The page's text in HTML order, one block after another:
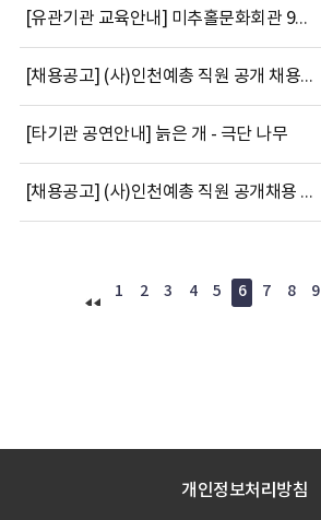
[유관기관 교육안내] 미추홀문화회관 92기 단기특강 교육안내
[채용공고] (사)인천예총 직원 공개 채용공고(수봉문화회관관장)
[타기관 공연안내] 늙은 개 - 극단 나무
[채용공고] (사)인천예총 직원 공개채용 모집기간 연장공고(인천예총 사무처장)
1 2 3 4 5 6 7 8 9
개인정보처리방침